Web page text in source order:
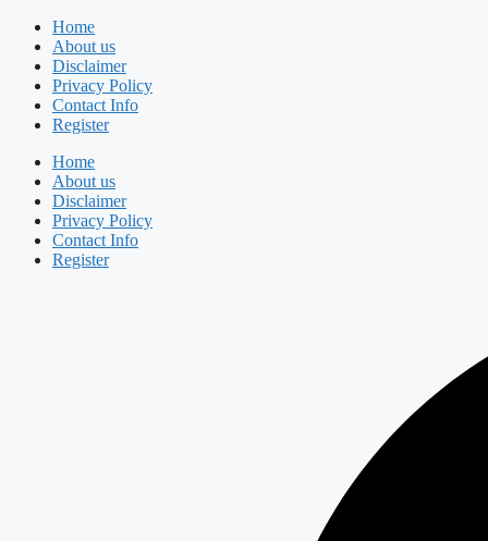
Skip
content
Home
About us
Disclaimer
Privacy Policy
Contact Info
Register
Home
About us
Disclaimer
Privacy Policy
Contact Info
Register